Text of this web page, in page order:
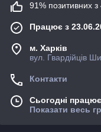
91% позитивних з
Працює з
м. Харків
вул. Гвардійців
Контакти
Сьогодні
Показати весь